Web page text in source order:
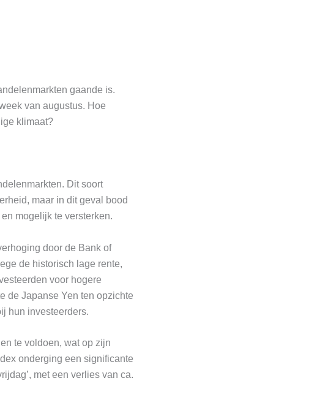
gaande is.
van augustus. Hoe
klimaat?
Dit soort
maar in dit geval bood
mogelijk te versterken.
door de Bank of
de historisch lage rente,
voor hogere
de Japanse Yen ten opzichte
hun investeerders.
te voldoen, wat op zijn
onderging een significante
met een verlies van ca.